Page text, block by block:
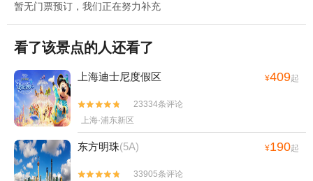
暂无门票预订，我们正在努力补充
看了该景点的人还看了
上海迪士尼度假区 ¥409起


23334条评论
上海·浦东新区
东方明珠(5A) ¥190起


33905条评论